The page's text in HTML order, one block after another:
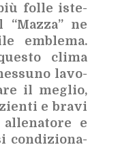
fol­le iste­
ne
em­ble­ma.
cli­ma
la­vo­
il me­glio,
e bra­vi
e
con­di­zio­na­